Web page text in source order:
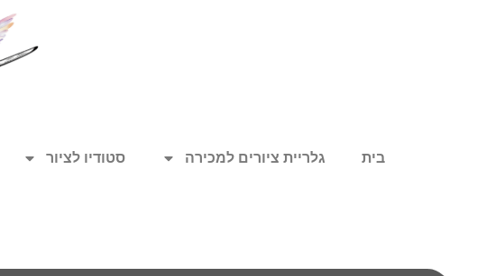
בית גלריית ציורים למכירה סטודיו לציור